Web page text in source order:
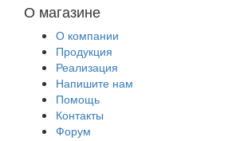
О магазине
О компании
Продукция
Реализация
Напишите нам
Помощь
Контакты
Форум